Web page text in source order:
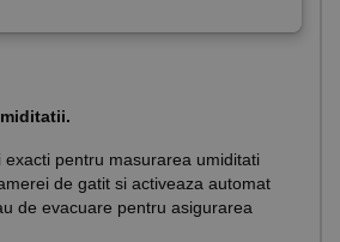
pentru masurarea umiditati
de gatit si activeaza automat
de evacuare pentru asigurarea